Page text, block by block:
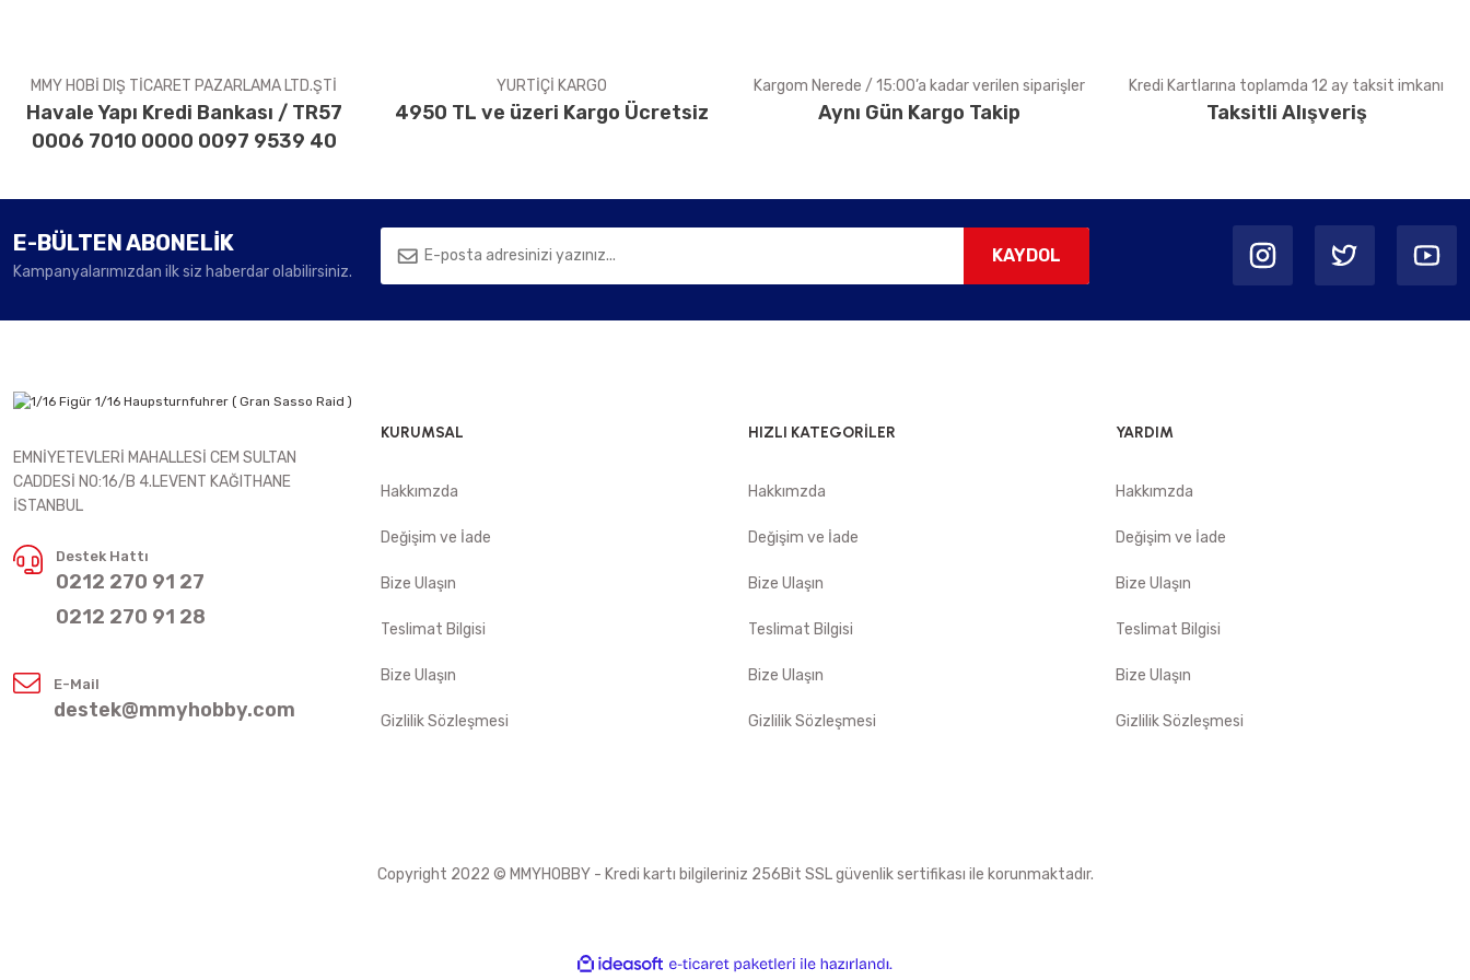
MMY HOBİ DIŞ TİCARET PAZARLAMA LTD.ŞTİ
Havale Yapı Kredi Bankası / TR57
0006 7010 0000 0097 9539 40
YURTİÇİ KARGO
4950 TL ve üzeri Kargo Ücretsiz
Kargom Nerede / 15:00’a kadar verilen siparişler
Aynı Gün Kargo Takip
Kredi Kartlarına toplamda 12 ay taksit imkanı
Taksitli Alışveriş
E-BÜLTEN ABONELİK
Kampanyalarımızdan ilk siz haberdar olabilirsiniz.
KAYDOL
EMNİYETEVLERİ MAHALLESİ CEM SULTAN
CADDESİ NO:16/B 4.LEVENT KAĞITHANE
İSTANBUL
Destek Hattı
0212 270 91 27
0212 270 91 28
E-Mail
destek@mmyhobby.com
KURUMSAL
Hakkımzda
Değişim ve İade
Bize Ulaşın
Teslimat Bilgisi
Bize Ulaşın
Gizlilik Sözleşmesi
HIZLI KATEGORİLER
Hakkımzda
Değişim ve İade
Bize Ulaşın
Teslimat Bilgisi
Bize Ulaşın
Gizlilik Sözleşmesi
YARDIM
Hakkımzda
Değişim ve İade
Bize Ulaşın
Teslimat Bilgisi
Bize Ulaşın
Gizlilik Sözleşmesi
Copyright 2022 © MMYHOBBY - Kredi kartı bilgileriniz 256Bit SSL güvenlik sertifikası ile korunmaktadır.
ideasoft
e-